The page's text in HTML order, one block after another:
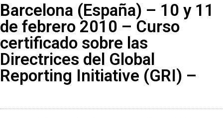
Barcelona (España) – 10 y 11
de febrero 2010 – Curso
certificado sobre las
Directrices del Global
Reporting Initiative (GRI) –